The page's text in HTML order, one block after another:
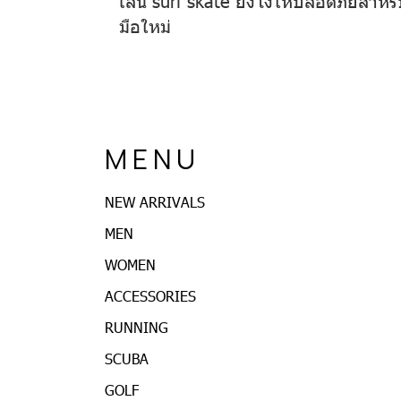
มือใหม่
M E N U
NEW ARRIVALS
MEN
WOMEN
ACCESSORIES
RUNNING
SCUBA
GOLF